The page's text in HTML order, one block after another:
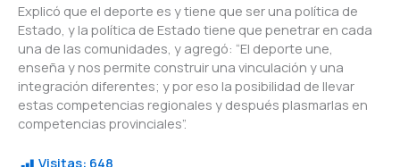
Explicó que el deporte es y tiene que ser una política de
Estado, y la política de Estado tiene que penetrar en cada
una de las comunidades, y agregó: “El deporte une,
enseña y nos permite construir una vinculación y una
integración diferentes; y por eso la posibilidad de llevar
estas competencias regionales y después plasmarlas en
competencias provinciales”.
Visitas: 648